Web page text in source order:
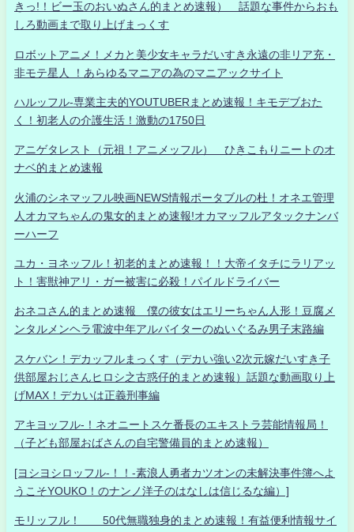
きっ!！ビー玉のおいぬさん的まとめ速報） 話題な事件からおも
しろ動画まで取り上げまっくす
ロボットアニメ！メカと美少女キャラだいすき永遠の非リア充・
非モテ星人 ！あらゆるマニアの為のマニアックサイト
ハルッフル-専業主夫的YOUTUBERまとめ速報！キモデブおた
く！初老人の介護生活！激動の1750日
アニゲタレスト（元祖！アニメッフル） ひきこもりニートのオ
ナベ的まとめ速報
火浦のシネマッフル映画NEWS情報ポータブルの杜！オネエ管理
人オカマちゃんの鬼女的まとめ速報!オカマッフルアタックナンバ
ーハーフ
ユカ・ヨネッフル！初老的まとめ速報！！大帝イタチにラリアッ
ト！害獣神アリ・ガー被害に必殺！パイルドライバー
おネコさん的まとめ速報 僕の彼女はエリーちゃん人形！豆腐メ
ンタルメンヘラ電波中年アルバイターのぬいぐるみ男子末路編
スケバン！デカッフルまっくす（デカい強い2次元嫁だいすき子
供部屋おじさんヒロシ之古惑仔的まとめ速報）話題な動画取り上
げMAX！デカいは正義刑事編
アキヨッフル-！ネオニートスケ番長のエキストラ芸能情報局！
（子ども部屋おばさんの自宅警備員的まとめ速報）
[ヨシヨシロッフル-！！-素浪人勇者カツオンの未解決事件簿へよ
うこそYOUKO！のナンノ洋子のはなしは信じるな編）]
モリッフル！ 50代無職独身的まとめ速報！有益便利情報サイ